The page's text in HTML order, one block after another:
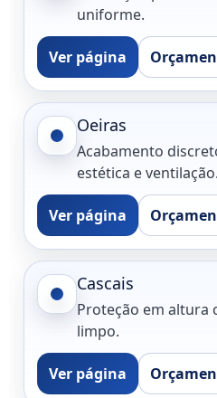
uniforme.
Ver página
Oeiras
Acabamento
estética e ventilação.
Ver página
Cascais
Proteção em altura
limpo.
Ver página